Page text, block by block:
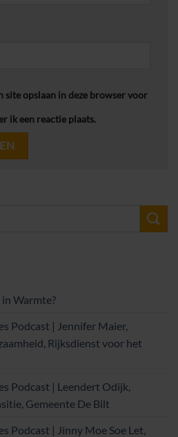
site opslaan in deze browser voor
ik een reactie plaats.
Warmte?
Podcast | Jennifer Maier,
Rijksdienst voor het
Podcast | Leendert Odijk,
Gemeente De Bilt
Podcast | Jinny Moe Soe Let,